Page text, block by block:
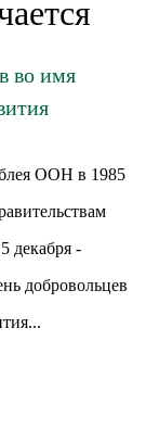
во имя
ООН в 1985
декабря -
добровольцев